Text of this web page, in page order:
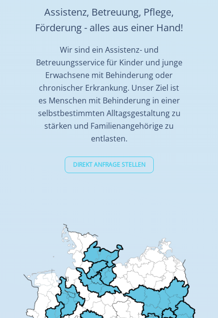
Assistenz, Betreuung, Pflege,
Förderung - alles aus einer Hand!
Wir sind ein Assistenz- und
Betreuungsservice für Kinder und junge
Erwachsene mit Behinderung oder
chronischer Erkrankung. Unser Ziel ist
es Menschen mit Behinderung in einer
selbstbestimmten Alltagsgestaltung zu
stärken und Familienangehörige zu
entlasten.
DIREKT ANFRAGE STELLEN